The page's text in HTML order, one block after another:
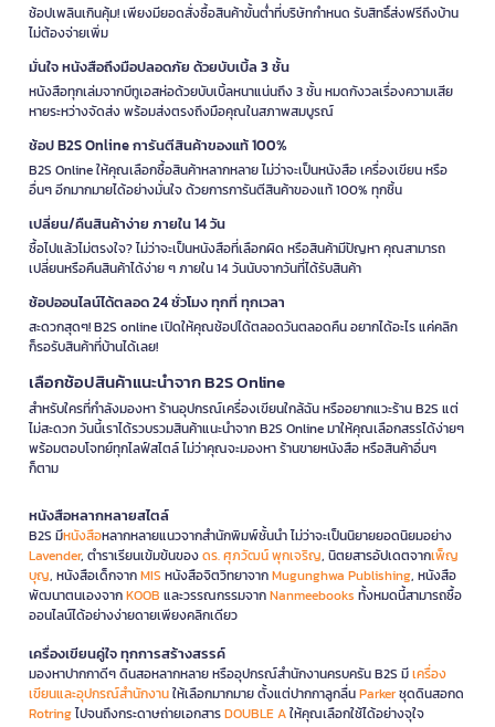
ช้อปเพลินเกินคุ้ม! เพียงมียอดสั่งซื้อสินค้าขั้นต่ำที่บริษัทกำหนด รับสิทธิ์ส่งฟรีถึงบ้าน
ไม่ต้องจ่ายเพิ่ม
มั่นใจ หนังสือถึงมือปลอดภัย ด้วยบับเบิ้ล 3 ชั้น
หนังสือทุกเล่มจากบีทูเอสห่อด้วยบับเบิ้ลหนาแน่นถึง 3 ชั้น หมดกังวลเรื่องความเสีย
หายระหว่างจัดส่ง พร้อมส่งตรงถึงมือคุณในสภาพสมบูรณ์
ช้อป B2S Online การันตีสินค้าของแท้ 100%
B2S Online ให้คุณเลือกซื้อสินค้าหลากหลาย ไม่ว่าจะเป็นหนังสือ เครื่องเขียน หรือ
อื่นๆ อีกมากมายได้อย่างมั่นใจ ด้วยการการันตีสินค้าของแท้ 100% ทุกชิ้น
เปลี่ยน/คืนสินค้าง่าย ภายใน 14 วัน
ซื้อไปแล้วไม่ตรงใจ? ไม่ว่าจะเป็นหนังสือที่เลือกผิด หรือสินค้ามีปัญหา คุณสามารถ
เปลี่ยนหรือคืนสินค้าได้ง่าย ๆ ภายใน 14 วันนับจากวันที่ได้รับสินค้า
ช้อปออนไลน์ได้ตลอด 24 ชั่วโมง ทุกที่ ทุกเวลา
สะดวกสุดๆ! B2S online เปิดให้คุณช้อปได้ตลอดวันตลอดคืน อยากได้อะไร แค่คลิก
ก็รอรับสินค้าที่บ้านได้เลย!
เลือกช้อปสินค้าแนะนำจาก B2S Online
สำหรับใครที่กำลังมองหา ร้านอุปกรณ์เครื่องเขียนใกล้ฉัน หรืออยากแวะร้าน B2S แต่
ไม่สะดวก วันนี้เราได้รวบรวมสินค้าแนะนำจาก B2S Online มาให้คุณเลือกสรรได้ง่ายๆ
พร้อมตอบโจทย์ทุกไลฟ์สไตล์ ไม่ว่าคุณจะมองหา ร้านขายหนังสือ หรือสินค้าอื่นๆ
ก็ตาม
หนังสือหลากหลายสไตล์
B2S มีหนังสือหลากหลายแนวจากสำนักพิมพ์ชั้นนำ ไม่ว่าจะเป็นนิยายยอดนิยมอย่าง
Lavender, ตำราเรียนเข้มข้นของดร. ศุภวัฒน์ พุกเจริญ, นิตยสารอัปเดตจากเพ็ญ
บุญ, หนังสือเด็กจากMIS หนังสือจิตวิทยาจากMugunghwa Publishing, หนังสือ
พัฒนาตนเองจากKOOB และวรรณกรรมจากNanmeebooks ทั้งหมดนี้สามารถซื้อ
ออนไลน์ได้อย่างง่ายดายเพียงคลิกเดียว
เครื่องเขียนคู่ใจ ทุกการสร้างสรรค์
มองหาปากกาดีๆ ดินสอหลากหลาย หรืออุปกรณ์สำนักงานครบครัน B2S มีเครื่อง
เขียนและอุปกรณ์สำนักงานให้เลือกมากมาย ตั้งแต่ปากกาลูกลื่นParkerชุดดินสอกด
Rotringไปจนถึงกระดาษถ่ายเอกสารDOUBLE Aให้คุณเลือกใช้ได้อย่างจุใจ